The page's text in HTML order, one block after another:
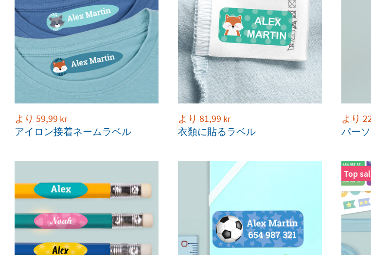
より59,99 kr
アイロン接着ネームラベル
より81,99 kr
衣類に貼るラベル
より
パー
Top